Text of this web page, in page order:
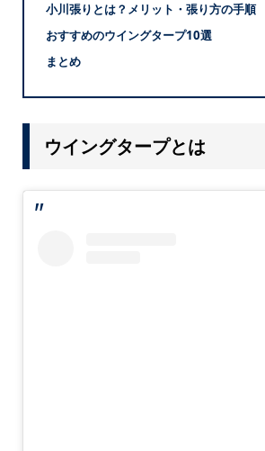
小川張りとは？メリット・張り方の手順
おすすめのウイングタープ10選
まとめ
ウイングタープとは